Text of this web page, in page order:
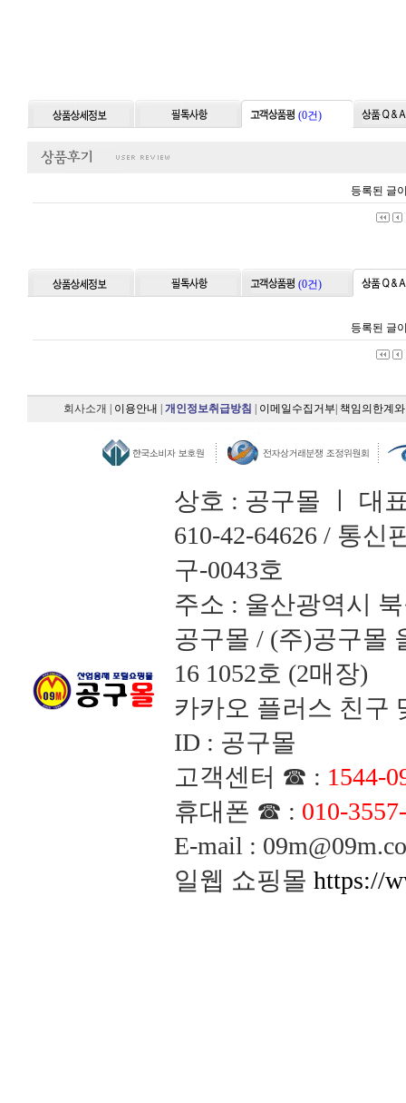
(0건)
등록된 글
(0건)
등록된 글
회사소개 이용안내 개인정보취급방침 이메일수집거부 책임의한계
상호 : 공구몰 ㅣ 대
610-42-64626 / 통신
구-0043호
주소 : 울산광역시
공구몰 / (주)공구몰
16 1052호 (2매장)
카카오 플러스 친구
ID : 공구몰
고객센터 ☎ : 1544-
휴대폰 ☎ : 010-
E-mail :
일웹 쇼핑몰 https://